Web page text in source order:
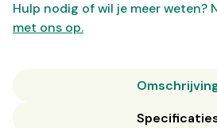
Hulp nodig of wil je meer weten?
met ons op.